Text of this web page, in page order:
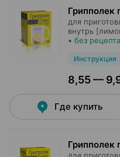
Грипполек
для
внутрь
• без рецепта
Инструкция
8,55 —
Где купить
Грипполек